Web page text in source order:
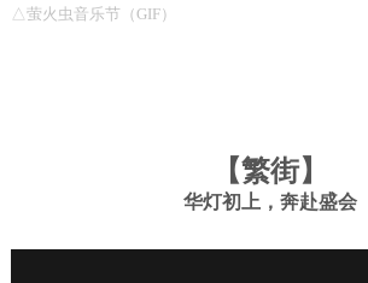
△萤火虫音乐节（GIF）
【繁街】
华灯初上，奔赴盛会